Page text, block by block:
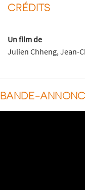
CRÉDITS
Un film de
Julien Chheng, Jean-
BANDE-